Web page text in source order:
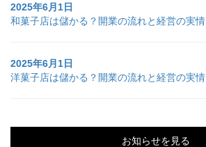
2025年6月1日
和菓子店は儲かる？開業の流れと経営の実情
2025年6月1日
洋菓子店は儲かる？開業の流れと経営の実情
お知らせを見る